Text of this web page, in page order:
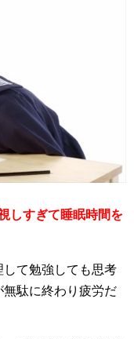
しすぎて睡眠時間を
て勉強しても思考
駄に終わり疲労だ